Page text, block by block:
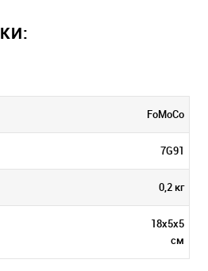
FoMoCo
7G91
0,2 кг
18х5х5
см